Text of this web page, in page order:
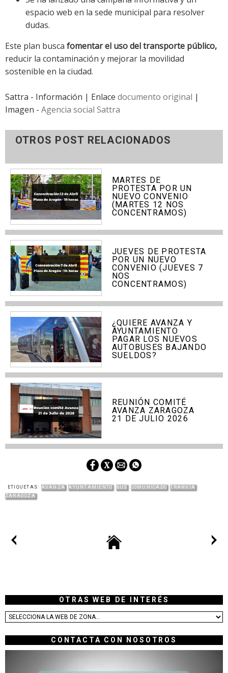
espacio web en la sede municipal para resolver
dudas.
Este plan busca fomentar el uso del transporte público,
reducir la contaminación y mejorar la movilidad
sostenible en la ciudad.
Sattra - Información | Enlace documento original |
Imagen - Agencia social Sattra
OTROS POST RELACIONADOS
MARTES DE
PROTESTA POR UN
NUEVO CONVENIO
(MARTES 12 NOS
CONCENTRAMOS)
JUEVES DE PROTESTA
POR UN NUEVO
CONVENIO (JUEVES 7
NOS
CONCENTRAMOS)
¿QUIERE AVANZA Y
AYUNTAMIENTO
PAGAR LOS NUEVOS
AUTOBUSES BAJANDO
SUELDOS?
REUNIÓN COMITÉ
AVANZA ZARAGOZA
21 DE JULIO 2026
ETIQUETAS: AVANZA AYUNTAMIENTO BUS COMUNICADO
TRANVÍA
ZARAGOZA
OTRAS WEB DE INTERÉS
CONTACTA CON NOSOTROS